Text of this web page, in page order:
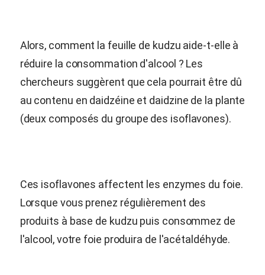
Alors, comment la feuille de kudzu aide-t-elle à
réduire la consommation d'alcool ? Les
chercheurs suggèrent que cela pourrait être dû
au contenu en daidzéine et daidzine de la plante
(deux composés du groupe des isoflavones).
Ces isoflavones affectent les enzymes du foie.
Lorsque vous prenez régulièrement des
produits à base de kudzu puis consommez de
l'alcool, votre foie produira de l'acétaldéhyde.